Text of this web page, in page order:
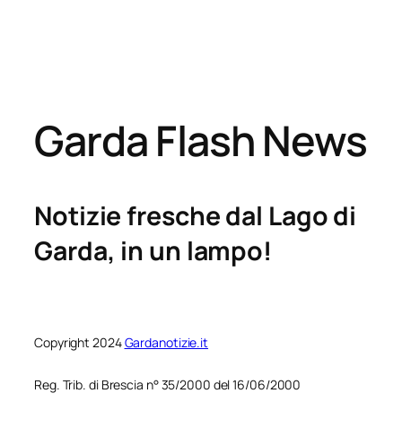
Garda Flash News
Notizie fresche dal Lago di
Garda, in un lampo!
Copyright 2024Gardanotizie.it
Reg. Trib. di Brescia n° 35/2000 del 16/06/2000